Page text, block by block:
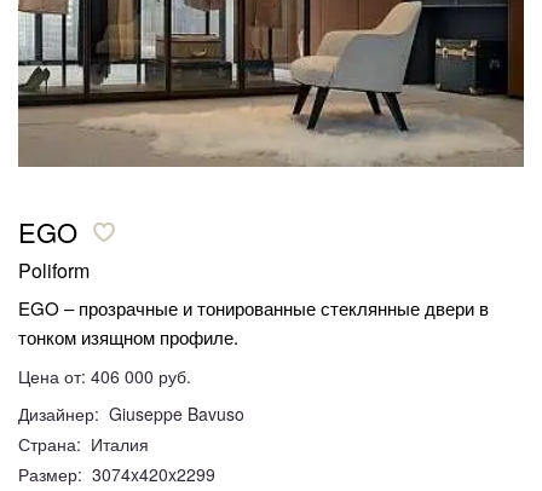
EGO
Poliform
EGO – прозрачные и тонированные стеклянные двери в
тонком изящном профиле.
Цена от: 406 000 руб.
Дизайнер: Giuseppe Bavuso
Страна: Италия
Размер: 3074x420x2299